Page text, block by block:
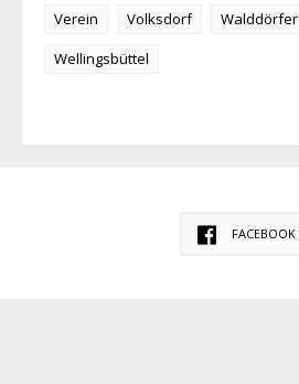
Verein
Volksdorf Walddörfer
Wellingsbüttel
FACEBOOK